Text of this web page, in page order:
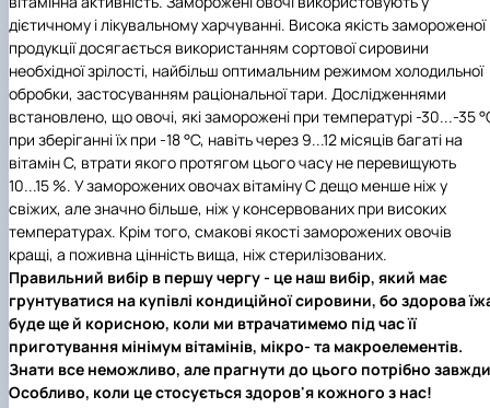
дієтичному і лікувальному харчуванні. Висока якість замороженої
продукції досягається використанням сортової сировини
необхідної зрілості, найбільш оптимальним режимом холодильної
обробки, застосуванням раціональної тари. Дослідженнями
встановлено, що овочі, які заморожені при температурі -30...-35
при зберіганні їх при -18 °С, навіть через 9...12 місяців багаті на
вітамін С, втрати якого протягом цього часу не перевищують
10...15 %. У заморожених овочах вітаміну С дещо менше ніж у
свіжих, але значно більше, ніж у консервованих при високих
температурах. Крім того, смакові якості заморожених овочів
кращі, а поживна цінність вища, ніж стерилізованих.
Правильний вибір в першу чергу - це наш вибір, який має
грунтуватися на купівлі кондиційної сировини, бо здорова
буде ще й корисною, коли ми втрачатимемо під час її
приготування мінімум вітамінів, мікро- та макроелементів.
Знати все неможливо, але прагнути до цього потрібно
Особливо, коли це стосується здоров'я кожного з нас!